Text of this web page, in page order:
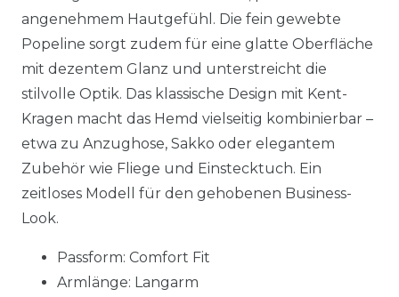
angenehmem Hautgefühl. Die fein gewebte
Popeline sorgt zudem für eine glatte Oberfläche
mit dezentem Glanz und unterstreicht die
stilvolle Optik. Das klassische Design mit Kent-
Kragen macht das Hemd vielseitig kombinierbar –
etwa zu Anzughose, Sakko oder elegantem
Zubehör wie Fliege und Einstecktuch. Ein
zeitloses Modell für den gehobenen Business-
Look.
Passform: Comfort Fit
Armlänge: Langarm